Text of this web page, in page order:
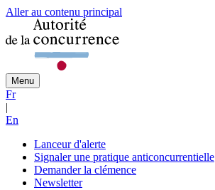
Aller au contenu principal
Menu
Fr
|
En
Lanceur d'alerte
Signaler une pratique anticoncurrentielle
Demander la clémence
Newsletter